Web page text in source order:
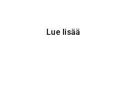
Lue lisää